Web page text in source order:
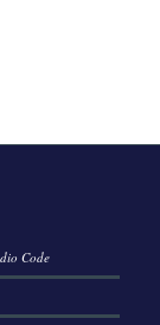
Code